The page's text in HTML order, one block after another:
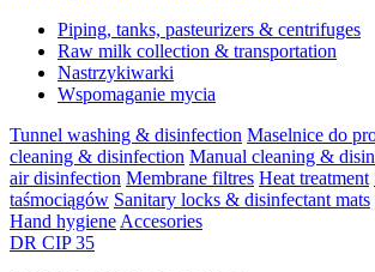
Piping, tanks, pasteurizers & centrifuges
Raw milk collection & transportation
Nastrzykiwarki
Wspomaganie mycia
Tunnel washing & disinfection Maselnice do
cleaning & disinfection Manual cleaning &
air disinfection Membrane filtres Heat treatment
taśmociągów Sanitary locks & disinfectant mats
Hand hygiene Accesories
DR CIP 35